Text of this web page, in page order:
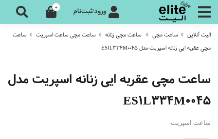
ورود/ثبت‌نام 0
الیت آنلاین ساعت مچی ساعت مچی زنانه ساعت مچی ساعت اسپریت
ساعت
مچی عقربه ایی زنانه اسپریت مدل ES1L334M0045
ساعت مچی عقربه ایی زنانه اسپریت مدل
ES1L334M0045
ساعت اسپریت